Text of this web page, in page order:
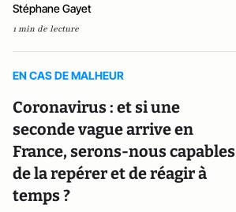
Stéphane Gayet
1 min de lecture
EN CAS DE MALHEUR
Coronavirus : et si une
seconde vague arrive en
France, serons-nous capables
de la repérer et de réagir à
temps ?